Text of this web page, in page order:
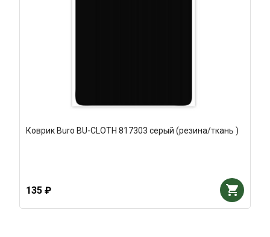
Коврик Buro BU-CLOTH 817303 серый (резина/ткань )
135 ₽